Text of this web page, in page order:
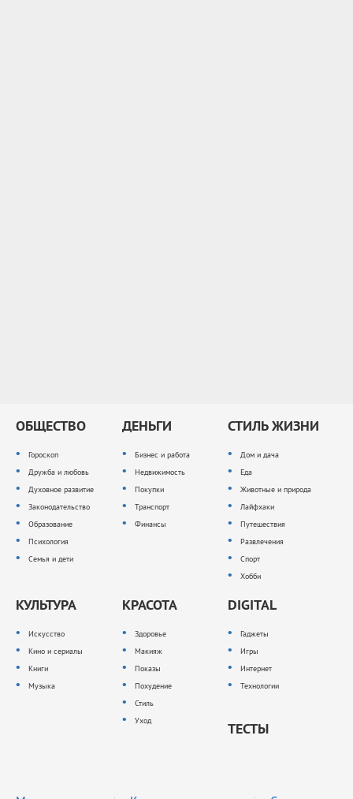
ОБЩЕСТВО
Гороскоп
Дружба и любовь
Духовное развитие
Законодательство
Образование
Психология
Семья и дети
ДЕНЬГИ
Бизнес и работа
Недвижимость
Покупки
Транспорт
Финансы
СТИЛЬ ЖИЗНИ
Дом и дача
Еда
Животные и природа
Лайфхаки
Путешествия
Развлечения
Спорт
Хобби
КУЛЬТУРА
Искусство
Кино и сериалы
Книги
Музыка
КРАСОТА
Здоровье
Макияж
Показы
Похудение
Стиль
Уход
DIGITAL
Гаджеты
Игры
Интернет
Технологии
ТЕСТЫ